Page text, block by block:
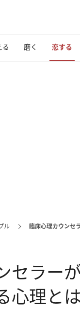
る 磨く 恋する
ル 臨床心理カウンセ
セラー
心理とは